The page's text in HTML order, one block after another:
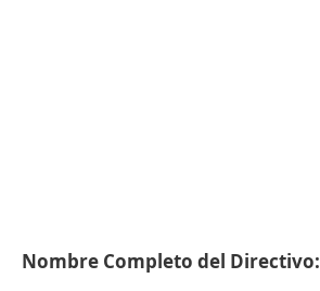
Nombre Completo del Directivo: